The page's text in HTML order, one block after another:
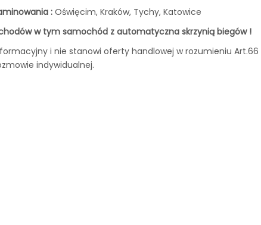
:Oświęcim, Kraków, Tychy, Katowice
w tym samochód z automatyczna skrzynią biegów !
i nie stanowi oferty handlowej w rozumieniu Art.66
indywidualnej.